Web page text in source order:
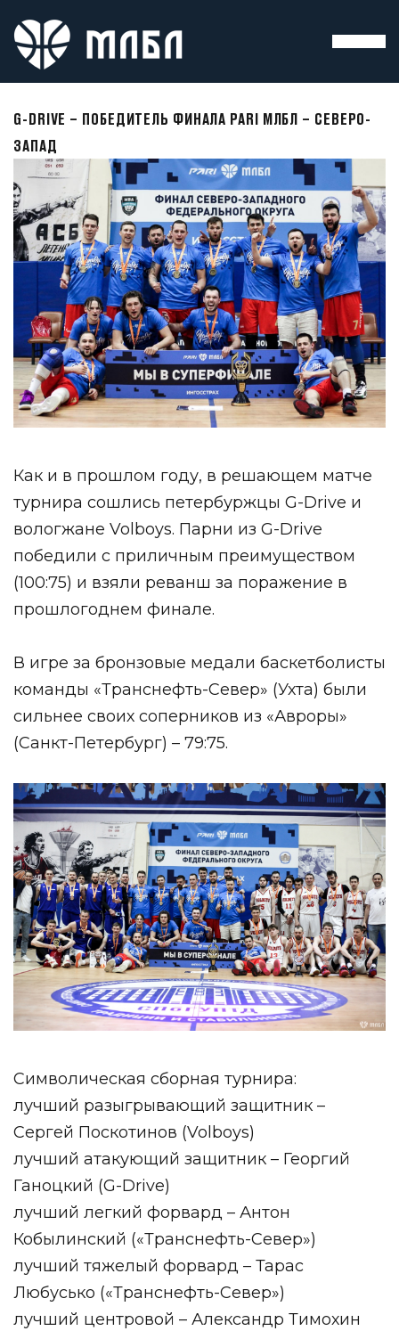
G-DRIVE – ПОБЕДИТЕЛЬ ФИНАЛА PARI МЛБЛ – СЕВЕРО-
ЗАПАД
Как и в прошлом году, в решающем матче
турнира сошлись петербуржцы G-Drive и
вологжане Volboys. Парни из G-Drive
победили с приличным преимуществом
(100:75) и взяли реванш за поражение в
прошлогоднем финале.
В игре за бронзовые медали баскетболисты
команды «Транснефть-Север» (Ухта) были
сильнее своих соперников из «Авроры»
(Санкт-Петербург) – 79:75.
Символическая сборная турнира:
лучший разыгрывающий защитник –
Сергей Поскотинов (Volboys)
лучший атакующий защитник – Георгий
Ганоцкий (G-Drive)
лучший легкий форвард – Антон
Кобылинский («Транснефть-Север»)
лучший тяжелый форвард – Тарас
Любусько («Транснефть-Север»)
лучший центровой – Александр Тимохин